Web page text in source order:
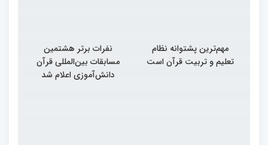
مهم‌ترین پشتوانه نظام
تعلیم و تربیت قرآن است
نفرات برتر هشتمین
مسابقات بین‌المللی قرآن
دانش‌آموزی اعلام شد